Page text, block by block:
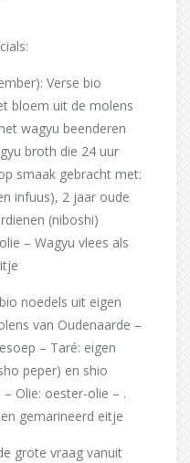
Verse bio
bloem uit de molens
wagyu beenderen
broth die 24 uur
gebracht met:
infuus), 2 jaar oude
(niboshi)
– Wagyu vlees als
noedels uit eigen
van Oudenaarde –
– Taré: eigen
peper) en shio
Olie: oester-olie – .
gemarineerd eitje
grote vraag vanuit